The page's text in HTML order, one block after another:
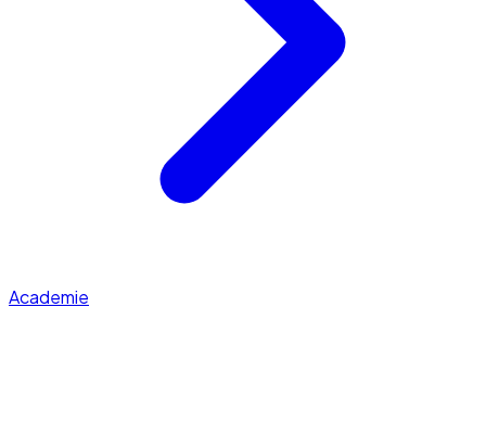
Academie